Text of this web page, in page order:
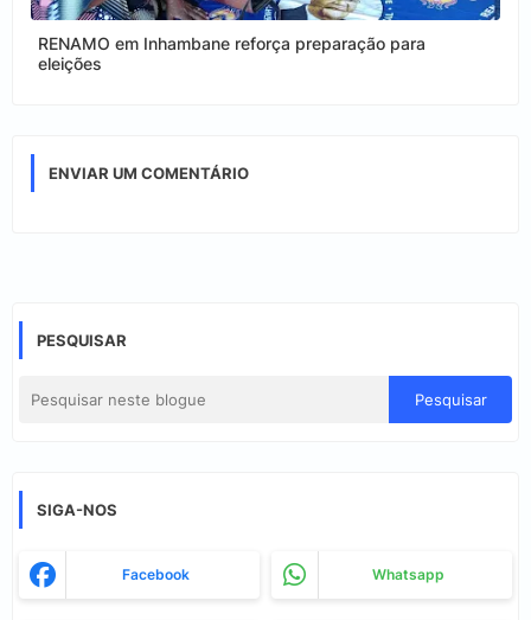
RENAMO em Inhambane reforça preparação para
eleições
ENVIAR UM COMENTÁRIO
PESQUISAR
SIGA-NOS
Facebook Whatsapp